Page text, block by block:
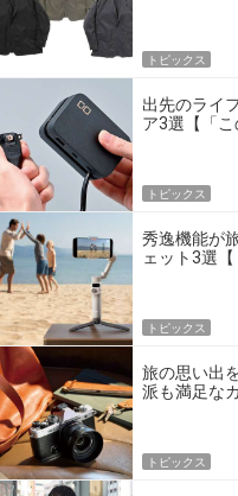
トピックス
出先のライ
ア3選【「こ
トピックス
秀逸機能が
ェット3選
トピックス
旅の思い出
派も満足な
トピックス